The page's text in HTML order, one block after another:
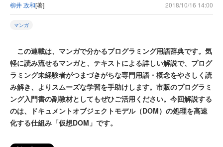
柳井 政和[著] 2018/10/16 14:00
マンガ
この連載は、マンガで分かるプログラミング用語辞典です。気
軽に読み流せるマンガと、テキストによる詳しい解説で、プログ
ラミング未経験者がつまづきがちな専門用語・概念をやさしく読
み解き、よりスムーズな学習を手助けします。市販のプログラミ
ング入門書の副教材としてもぜひご活用ください。今回解説する
のは、ドキュメントオブジェクトモデル（DOM）の処理を高速
化する仕組み「仮想DOM」です。